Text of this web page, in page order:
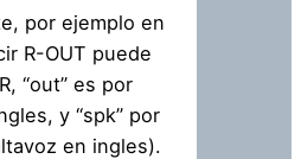
por ejemplo en
R-OUT puede
“out” es por
y “spk” por
en ingles).